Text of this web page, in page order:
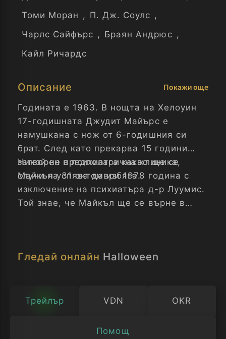
Томи Моран , П. Дж. Соулс ,
Чарлс Сайфърс , Браян Андрюс ,
Кайл Ричардс
Описание Покажи още
Годината е 1963. В нощта на Хелоуин
17-годишната Джудит Майърс е
намушкана с нож от 6-годишния си
брат. След като прекарва 15 години
затворен в психиатрична клиника,
Майкъл успява да избяга.
Никой не предполага какво ще се
случи на 31 октомври 1978 година с
изключение на психиатъра д-р Луумис.
Той знае, че Майкъл ще се върне в
Гледай онлайн Halloween
Трейлър VDN OKR
Помощ